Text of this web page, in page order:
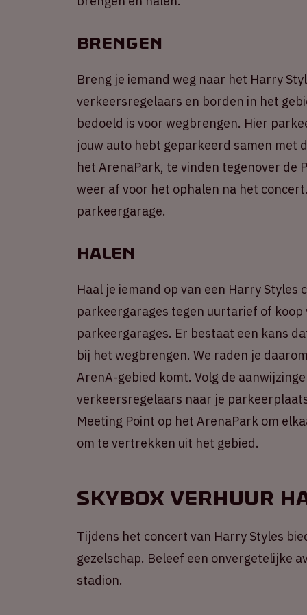
Brengen
Breng je iemand weg naar het Harry
verkeersregelaars en borden in het
bedoeld is voor wegbrengen. Hier
jouw auto hebt geparkeerd samen met
het ArenaPark, te vinden tegenover de
weer af voor het ophalen na het
parkeergarage.
Halen
Haal je iemand op van een Harry Styles
parkeergarages tegen uurtarief of koop
parkeergarages. Er bestaat een kans
bij het wegbrengen. We raden je
ArenA-gebied komt. Volg de
verkeersregelaars naar je
Meeting Point op het ArenaPark om
om te vertrekken uit het gebied.
Skybox verhuur
Tijdens het concert van Harry Styles
gezelschap. Beleef een onvergetelijke
stadion.